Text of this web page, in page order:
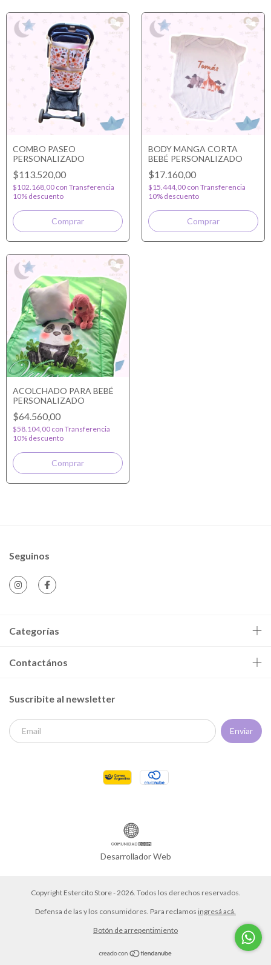
COMBO PASEO
PERSONALIZADO
$113.520,00
$102.168,00 con Transferencia
10% descuento
BODY MANGA CORTA
BEBÉ PERSONALIZADO
$17.160,00
$15.444,00 con Transferencia
10% descuento
Comprar
ACOLCHADO PARA BEBÉ
PERSONALIZADO
$64.560,00
$58.104,00 con Transferencia
10% descuento
Seguinos
Categorías
Contactános
Suscribite al newsletter
Desarrollador Web
Copyright Estercito Store - 2026. Todos los derechos reservados.
Defensa de las y los consumidores. Para reclamos ingresá acá.
Botón de arrepentimiento